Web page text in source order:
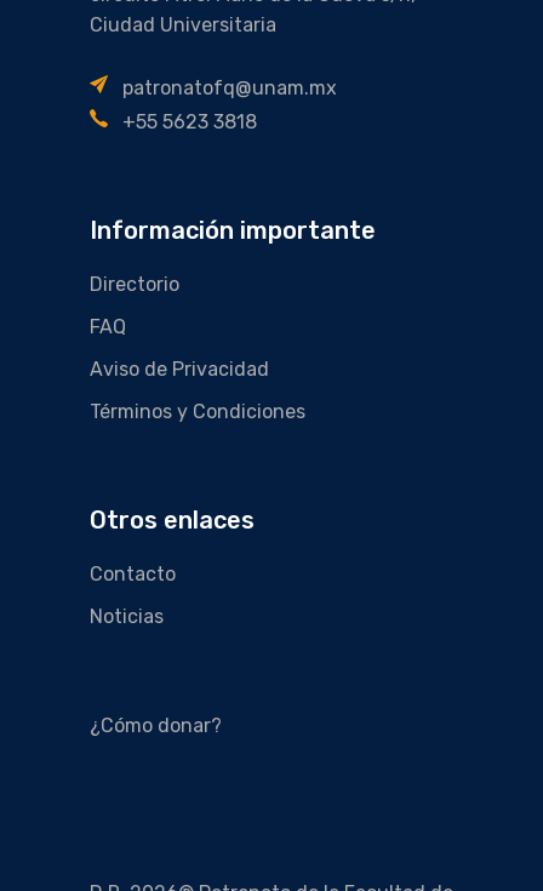
Ciudad Universitaria
patronatofq@unam.mx
+55 5623 3818
Información importante
Directorio
FAQ
Aviso de Privacidad
Términos y Condiciones
Otros enlaces
Contacto
Noticias
¿Cómo donar?